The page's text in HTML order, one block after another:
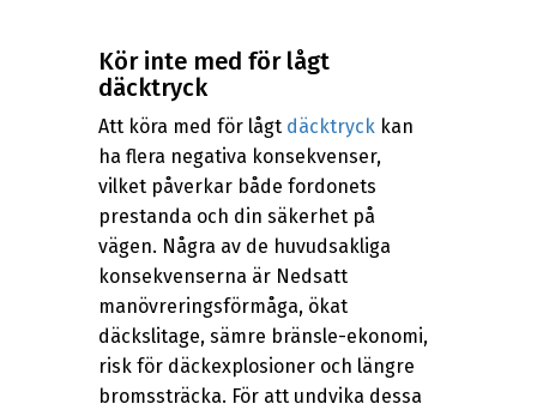
Kör inte med för lågt
däcktryck
Att köra med för lågt däcktryckkan
ha flera negativa konsekvenser,
vilket påverkar både fordonets
prestanda och din säkerhet på
vägen. Några av de huvudsakliga
konsekvenserna är Nedsatt
manövreringsförmåga, ökat
däckslitage, sämre bränsle-ekonomi,
risk för däckexplosioner och längre
bromssträcka. För att undvika dessa